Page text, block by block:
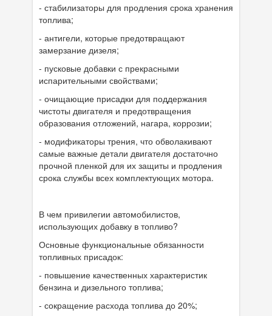
- стабилизаторы для продления срока хранения
топлива;
- антигели, которые предотвращают
замерзание дизеля;
- пусковые добавки с прекрасными
испарительными свойствами;
- очищающие присадки для поддержания
чистоты двигателя и предотвращения
образования отложений, нагара, коррозии;
- модификаторы трения, что обволакивают
самые важные детали двигателя достаточно
прочной пленкой для их защиты и продления
срока службы всех комплектующих мотора.
В чем привилегии автомобилистов,
использующих добавку в топливо?
Основные функциональные обязанности
топливных присадок:
- повышение качественных характеристик
бензина и дизельного топлива;
- сокращение расхода топлива до 20%;